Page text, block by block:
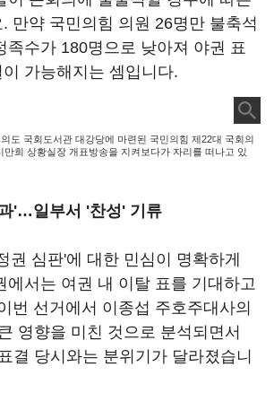
만약 국민의힘 의원 26명만 불축석
족수가 180명으로 낮아져 야권 표
가능해지는 셈입니다.
도 국회도서관 대강당에 마련된 국민의힘 제22대 국회의
만희 상황실장 개표방송을 지켜보다가 자리를 떠나고 있
'…일부서 '찬성' 기류
권 심판'에 대한 민심이 명확하게
에서는 여권 내 이탈 표를 기대하고
번 선거에서 이종섭 주호주대사의
영향을 미친 것으로 분석되면서
결 당시와는 분위기가 달라졌습니